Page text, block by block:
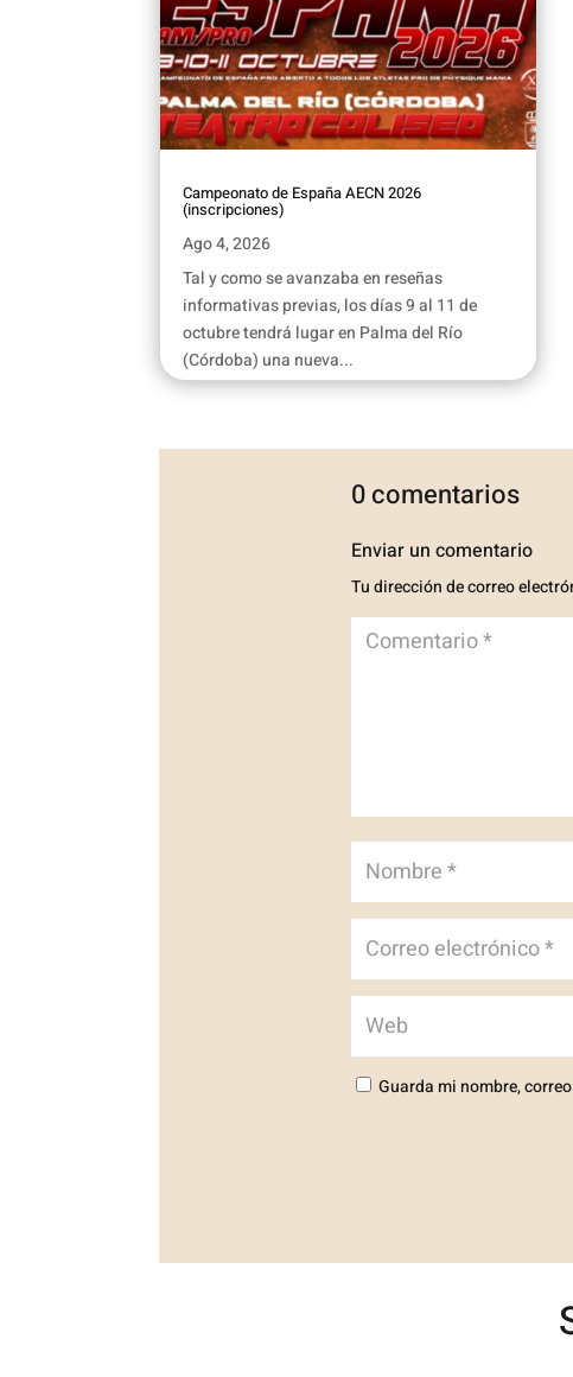
Campeonato de España AECN 2026
(inscripciones)
Ago 4, 2026
Tal y como se avanzaba en reseñas
informativas previas, los días 9 al 11 de
octubre tendrá lugar en Palma del Río
(Córdoba) una nueva...
0 comentarios
Enviar un comentario
Tu dirección de correo
Guarda mi nombre,